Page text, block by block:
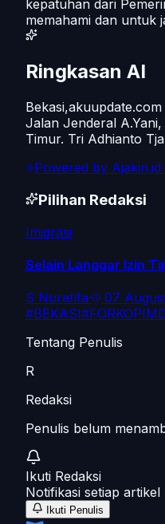
kepatuhan dari
memahami dan untuk
Ringkasan AI
Jalan Jenderal
Timur. Tri Adhianto
Powered by Ajakin.id
Pilihan Redaksi
Imigrasi
Selain Langgar Izin
S Nurafifa·
07
#BEKASI#
Tentang Penulis
R
Redaksi
Penulis belum
Ikuti Redaksi
Notifikasi setiap artikel
Ikuti Penulis